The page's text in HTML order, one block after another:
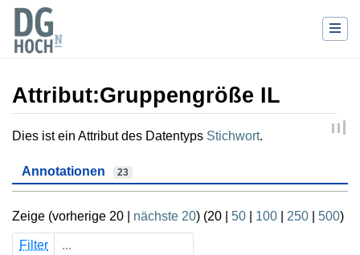
Attribut:Gruppengröße IL
Wechseln zu:Navigation,Suche
Dies ist ein Attribut des Datentyps Stichwort.
Annotationen 23
Zeige (vorherige 20 nächste 20) (20 50 100 250 500)
Filter